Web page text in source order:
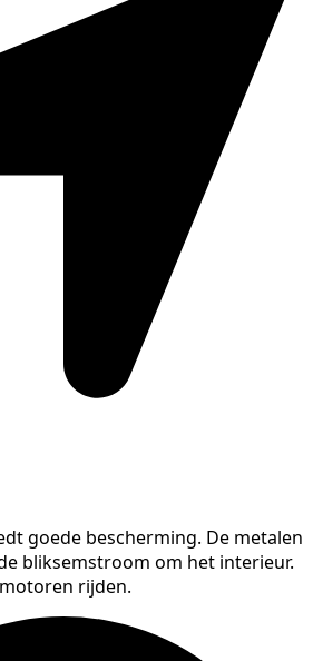
goede bescherming. De metalen
bliksemstroom om het interieur.
rijden.